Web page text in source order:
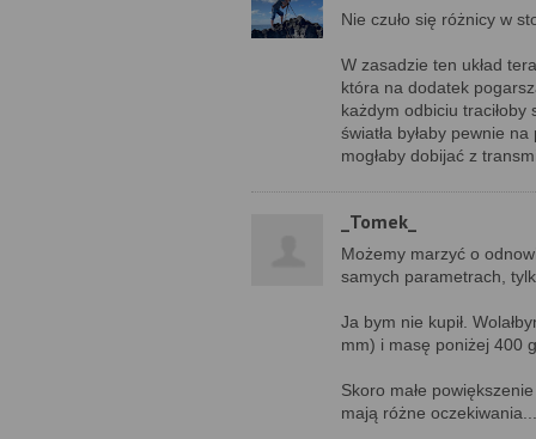
Nie czuło się różnicy w
W zasadzie ten układ
która na dodatek
każdym odbiciu traciłoby
światła byłaby pewnie
mogłaby dobijać z
_Tomek_
Możemy marzyć o
samych parametrach,
Ja bym nie kupił.
mm) i masę poniżej 400
Skoro małe
mają różne